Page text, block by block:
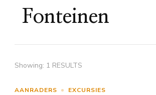
Fonteinen
Showing: 1 RESULTS
AANRADERS EXCURSIES